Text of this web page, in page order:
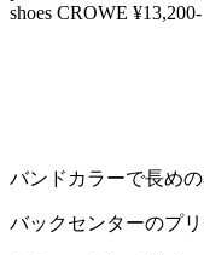
shoes CROWE ¥13,200-
バンドカラーで長め
バックセンターのプ